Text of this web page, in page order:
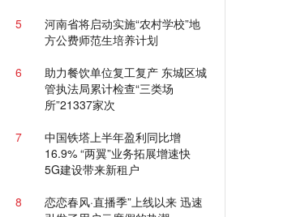
5
河南省将启动实施“农村学校”地
方公费师范生培养计划
6
助力餐饮单位复工复产 东城区城
管执法局累计检查“三类场
所”21337家次
7
中国铁塔上半年盈利同比增
16.9% “两翼”业务拓展增速快
5G建设带来新租户
8
恋恋春风·直播季”上线以来 迅速